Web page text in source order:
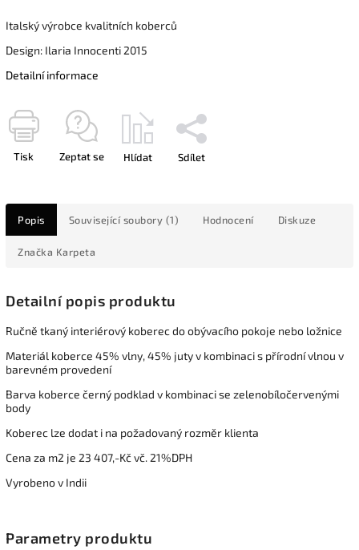
Italský výrobce kvalitních koberců
Design: Ilaria Innocenti 2015
Detailní informace
Tisk Zeptat se Hlídat Sdílet
Popis Související soubory (1) Hodnocení Diskuze
Značka Karpeta
Detailní popis produktu
Ručně tkaný interiérový koberec do obývacího pokoje nebo ložnice
Materiál koberce 45% vlny, 45% juty v kombinaci s přírodní vlnou v
barevném provedení
Barva koberce černý podklad v kombinaci se zelenobíločervenými
body
Koberec lze dodat i na požadovaný rozměr klienta
Cena za m2 je 23 407,-Kč vč. 21%DPH
Vyrobeno v Indii
Parametry produktu